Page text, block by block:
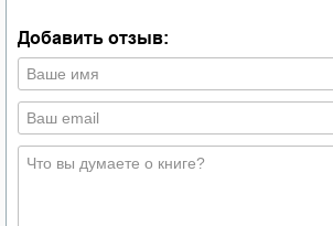
Добавить отзыв: